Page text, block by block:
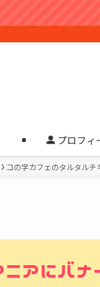
プロフィ
コの字カフェのタルタル